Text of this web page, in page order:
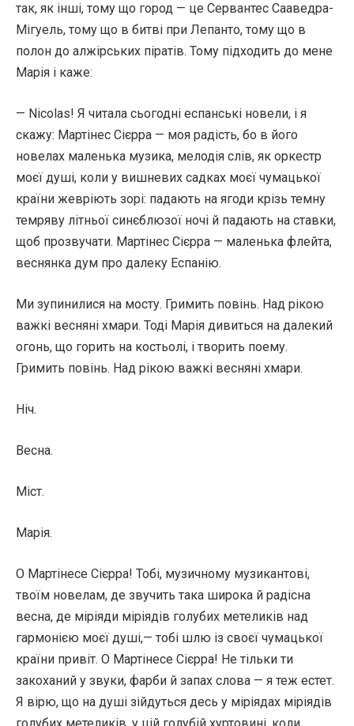
так, як інші, тому що город — це Сервантес Сааведра-
Мігуель, тому що в битві при Лепанто, тому що в
полон до алжірських піратів. Тому підходить до мене
Марія і каже:
— Nicolas! Я читала сьогодні еспанські новели, і я
скажу: Мартінес Сієрра — моя радість, бо в його
новелах маленька музика, мелодія слів, як оркестр
моєї душі, коли у вишневих садках моєї чумацької
країни жевріють зорі: падають на ягоди крізь темну
темряву літньої синєблюзої ночі й падають на ставки,
щоб прозвучати. Мартінес Сієрра — маленька флейта,
веснянка дум про далеку Еспанію.
Ми зупинилися на мосту. Гримить повінь. Над рікою
важкі весняні хмари. Тоді Марія дивиться на далекий
огонь, що горить на костьолі, і творить поему.
Гримить повінь. Над рікою важкі весняні хмари.
Ніч.
Весна.
Міст.
Марія.
О Мартінесе Сієрра! Тобі, музичному музикантові,
твоїм новелам, де звучить така широка й радісна
весна, де міріяди міріядів голубих метеликів над
гармонією моєї душі,— тобі шлю із своєї чумацької
країни привіт. О Мартінесе Сієрра! Не тільки ти
закоханий у звуки, фарби й запах слова — я теж естет.
Я вірю, що на душі зійдуться десь у міріядах міріядів